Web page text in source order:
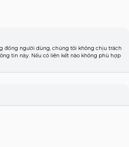
đồng người dùng, chúng tôi không chịu trách
tin này. Nếu có liên kết nào không phù hợp